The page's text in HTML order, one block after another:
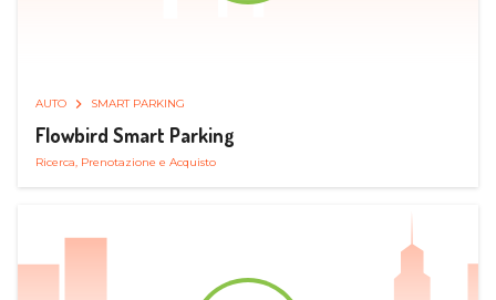
AUTO SMART PARKING
Flowbird Smart Parking
Ricerca, Prenotazione e Acquisto